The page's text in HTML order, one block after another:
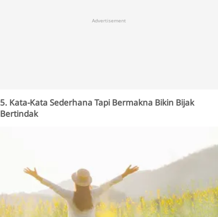
Advertisement
5. Kata-Kata Sederhana Tapi Bermakna Bikin Bijak
Bertindak